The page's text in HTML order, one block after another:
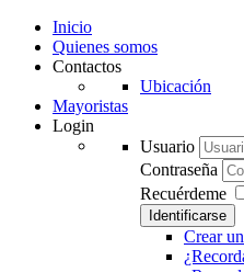
Inicio
Quienes somos
Contactos
Ubicación
Mayoristas
Login
Usuario
Contraseña
Recuérdeme
Identificarse
Crear